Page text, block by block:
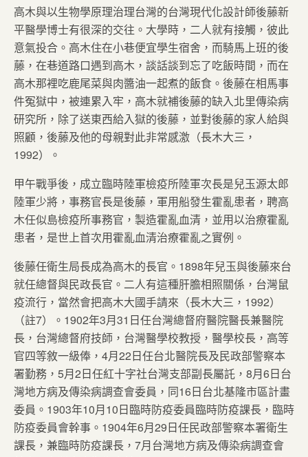
高木與以生物學原理治理台灣的台灣現代化設計師後藤新
平醫學博士有很深的交往。大學時，二人就有接觸，彼此
意氣投合。高木住在小巷便宜學生宿舍，而騎馬上班的後
藤，在巷道路口遇到高木，談話談到忘了吃飯時間，而在
高木那裡吃鹿尾菜與肉醬油一起煮的飯食。後藤在相馬事
件冤獄中，被連累入牢，高木就補後藤的缺入北里傳染病
研究所，除了送東西給入獄的後藤，並對後藤的家人給與
照顧，後藤及他的母親對此非常感激（長木大三，
1992）。
甲午戰爭後，成立臨時陸軍檢疫所陸軍次長是兒玉源太郎
陸軍少將，事務官長是後藤，軍用船發生霍亂患者，聘高
木任似島檢疫所事務官，製造霍亂血清，並用以治療霍亂
患者，是世上首次用霍亂血清治療霍亂之實例。
後藤任衛生局長成為高木的長官。1898年兒玉與後藤來台
就任總督與民政長官。二人有這種肝膽相照關係，台灣鼠
疫流行，當然會把高木大國手請來（長木大三，1992）
（註7）。1902年3月31日任台灣總督府醫院醫長兼醫院
長，台灣總督府技師，台灣醫學校教授，醫學校長，高等
官四等敘一級俸，4月22日任台北醫院長及民政部警察本
署勤務，5月2日任紅十字社台灣支部副長屬託，8月6日台
灣地方病及傳染病調查會委員，同16日台北基隆市區計畫
委員。1903年10月10日臨時防疫委員臨時防疫課長，臨時
防疫委員會幹事。1904年6月29日任民政部警察本署衛生
課長，兼臨時防疫課長，7月台灣地方病及傳染病調查會